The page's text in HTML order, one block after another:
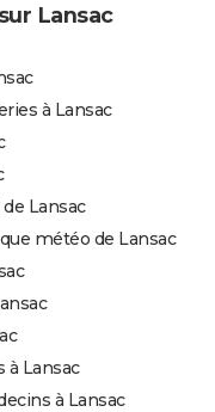
Lansac
à Lansac
Lansac
météo de Lansac
à Lansac
à Lansac